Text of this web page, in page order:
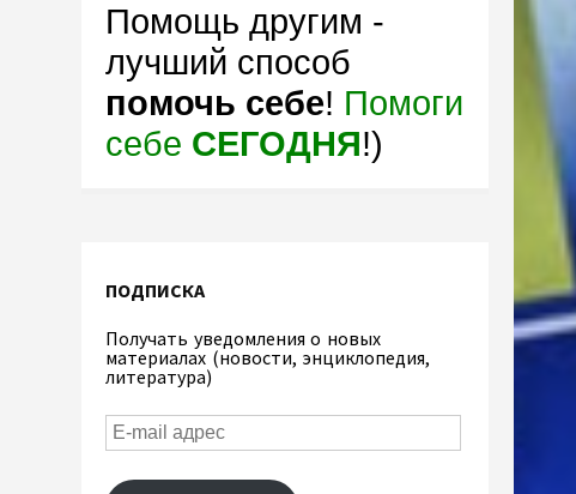
Помощь другим -
лучший способ
помочь себе! Помоги
себе СЕГОДНЯ!)
ПОДПИСКА
Получать уведомления о новых
материалах (новости, энциклопедия,
литература)